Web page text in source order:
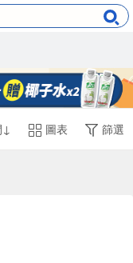
↓ 圖表 篩選